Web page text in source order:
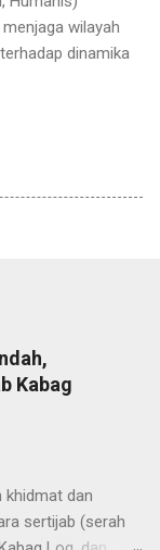
wilayah
dinamika
Kabag
khidmat dan
sertijab (serah